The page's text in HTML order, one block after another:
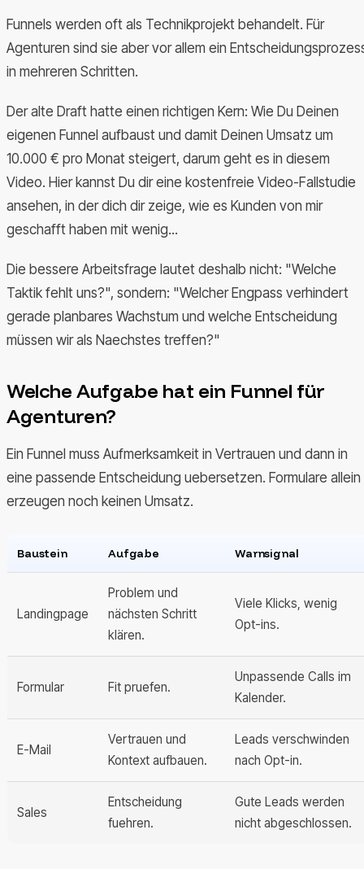
Funnels werden oft als Technikprojekt behandelt. Für
Agenturen sind sie aber vor allem ein
in mehreren Schritten.
Der alte Draft hatte einen richtigen Kern: Wie Du Deinen
eigenen Funnel aufbaust und damit Deinen Umsatz um
10.000 € pro Monat steigert, darum geht es in diesem
Video. Hier kannst Du dir eine kostenfreie Video-Fallstudie
ansehen, in der dich dir zeige, wie es Kunden von mir
geschafft haben mit wenig...
Die bessere Arbeitsfrage lautet deshalb nicht: "Welche
Taktik fehlt uns?", sondern: "Welcher Engpass verhindert
gerade planbares Wachstum und welche Entscheidung
müssen wir als Naechstes treffen?"
Welche Aufgabe hat ein Funnel für
Agenturen?
Ein Funnel muss Aufmerksamkeit in Vertrauen und dann in
eine passende Entscheidung uebersetzen. Formulare allein
erzeugen noch keinen Umsatz.
Baustein Aufgabe Warnsignal
Landingpage
Problem und
nächsten Schritt
klären.
Viele Klicks, wenig
Opt-ins.
Formular Fit pruefen.
Unpassende Calls im
Kalender.
E-Mail
Vertrauen und
Kontext aufbauen.
Leads verschwinden
nach Opt-in.
Sales
Entscheidung
fuehren.
Gute Leads werden
nicht abgeschlossen.